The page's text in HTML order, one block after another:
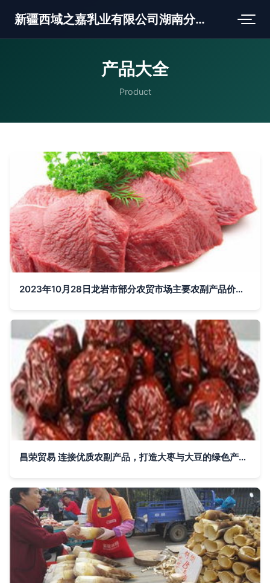
新疆西域之嘉乳业有限公司湖南分公司
产品大全
Product
2023年10月28日龙岩市部分农贸市场主要农副产品价格参考
昌荣贸易 连接优质农副产品，打造大枣与大豆的绿色产业链